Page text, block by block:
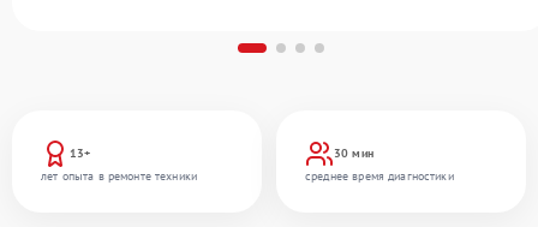
13+
лет опыта в ремонте техники
30 мин
среднее время диагностики